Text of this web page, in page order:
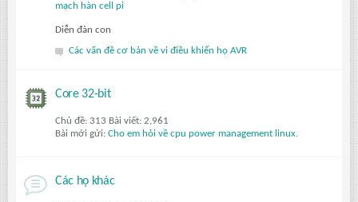
mạch hàn cell pi
Diễn đàn con
Các vấn đề cơ bản về vi điều khiển họ AVR
Core 32-bit
Chủ đề: 313 Bài viết: 2,961
Bài mới gửi: Cho em hỏi về cpu power management linux.
Các họ khác